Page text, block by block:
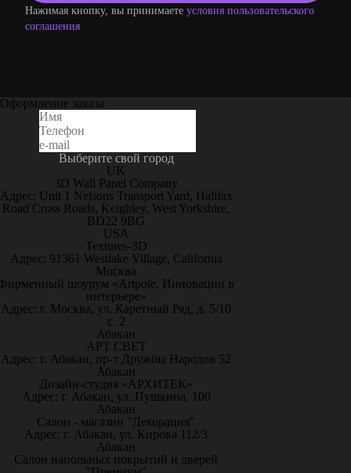
Нажимая кнопку, вы принимаете условия пользовательского
соглашения
Оформление заказа
Выберите свой город
UK
3D Wall Panel Company
Адрес: Unit 1 Nelsons Transport Yard, Halifax
Road Cross Roads, Keighley, West Yorkshire,
BD22 9BG
USA
Textures-3D
Адрес: 91361 Westlake Village, California
Москва
шоурум «Artpole. Инновации в
интерьере»
Адрес: г. Москва, ул. Каретный Ряд, д. 5/10
с. 2
Абакан
АРТ СВЕТ
Адрес: г. Абакан, пр-т Дружбы Народов 52
Абакан
Дизайн-студия «АРХИТЕК»
Адрес: г. Абакан, ул. Пушкина, 100
Абакан
Салон - магазин "Декорация"
Адрес: г. Абакан, ул. Кирова 112/3
Абакан
Салон напольных покрытий и дверей